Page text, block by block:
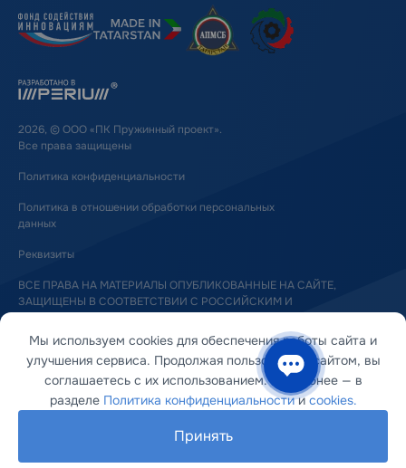
2026, © ООО «ПК Пружинный проект».
Все права защищены
Политика конфиденциальности
Политика в отношении обработки персональных
данных
Реквизиты
ВСЕ ПРАВА НА МАТЕРИАЛЫ ОПУБЛИКОВАННЫЕ НА САЙТЕ,
ЗАЩИЩЕНЫ В СООТВЕТСТВИИ С РОССИЙСКИМ И
И СМЕЖНЫХ ПРАВАХ
Мы используем cookies для обеспечения работы сайта и
улучшения сервиса. Продолжая пользоваться сайтом, вы
соглашаетесь с их использованием. Подробнее — в
разделе Политика конфиденциальностииcookies.
Принять